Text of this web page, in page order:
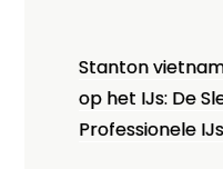
Stanton
op het IJs: De
Professionele